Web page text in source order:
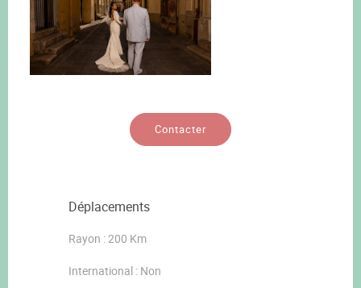
Contacter
Déplacements
Rayon : 200 Km
International : Non